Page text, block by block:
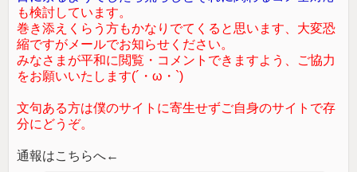
も検討しています。
巻き添えくらう方もかなりでてくると思います、大変恐
縮ですがメールでお知らせください。
みなさまが平和に閲覧・コメントできますよう、ご協力
をお願いいたします(´・ω・`)
文句ある方は僕のサイトに寄生せずご自身のサイトで存
分にどうぞ。
通報はこちらへ←